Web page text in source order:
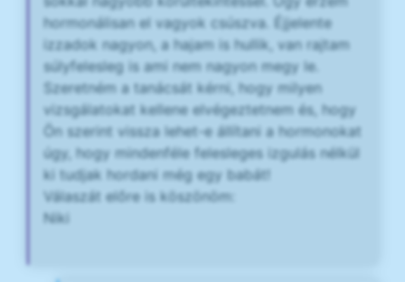
hormonálisan el vagyok csúszva. Éjjelente
izzadok nagyon, a hajam is hullik, van rajtam
súlyfelesleg is ami nem nagyon megy le.
Szeretném a tanácsát kérni, hogy milyen
vizsgálatokat kellene elvégeztetnem és, hogy
Ön szerint vissza lehet-e állítani a hormonokat
úgy, hogy mindenféle felesleges izgulás nélkül
ki tudjak hordani még egy babát!
Válaszát előre is köszönöm:
Niki